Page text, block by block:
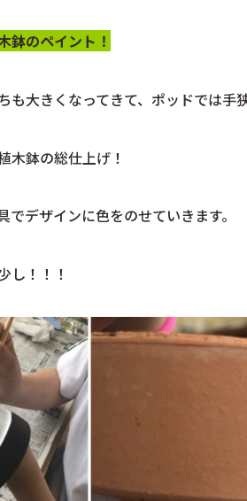
鉢のペイント！
も大きくなってきて、ポッドでは手
木鉢の総仕上げ！
でデザインに色をのせていきます。
し！！！